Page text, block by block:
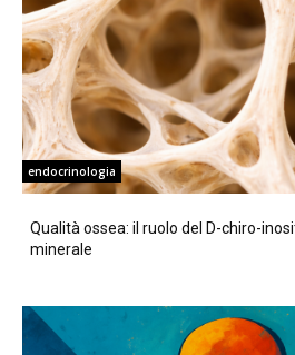
endocrinologia
Qualità ossea: il ruolo del D-chiro-
minerale